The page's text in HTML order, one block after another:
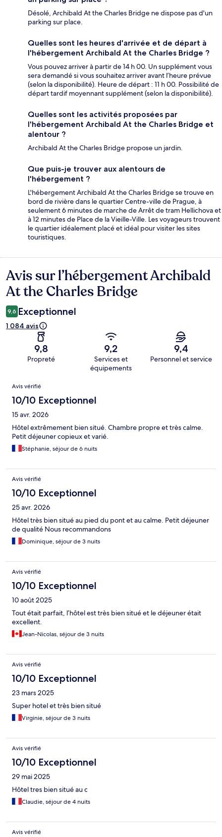
Désolé, Archibald At the Charles Bridge ne dispose pas d'un
parking sur place.
Quelles sont les heures d'arrivée et de départ à
l'hébergement Archibald At the Charles Bridge ?
Vous pouvez arriver à partir de 14 h 00. Un supplément vous
sera demandé si vous souhaitez arriver avant l’heure prévue
(selon la disponibilité). Heure de départ : 11 h 00. Possibilité de
départ tardif moyennant supplément (selon la disponibilité).
Quelles sont les activités proposées par
l'hébergement Archibald At the Charles Bridge et
alentour ?
Archibald At the Charles Bridge propose un jardin.
Que puis-je trouver aux alentours de
l'hébergement ?
L'hébergement Archibald At the Charles Bridge se trouve en
bord de rivière dans le quartier Centre-ville de Prague, à
seulement 6 minutes de marche de Arrêt de tram Hellichova et
à 12 minutes de Place de la Vieille-Ville. Les voyageurs trouvent
le quartier idéalement placé et idéal pour visiter les sites
touristiques.
Avis
Avis sur l’hébergement Archibald
At the Charles Bridge
9,6 Exceptionnel
1 084 avis
9,8
Propreté
9,2
Services et
équipements
9,4
Personnel et service
Avis
Avis vérifié
10/10 Exceptionnel
15 avr. 2026
Hôtel extrêmement bien situé. Chambre propre et très calme.
Petit déjeuner copieux et varié.
Stéphanie, séjour de 6 nuits
Avis vérifié
10/10 Exceptionnel
25 avr. 2026
Hôtel très bien situé au pied du pont et au calme. Petit déjeuner
de qualité Nous recommandons
Dominique, séjour de 3 nuits
Avis vérifié
10/10 Exceptionnel
10 août 2025
Tout était parfait, l’hôtel est très bien situé et le déjeuner était
excellent.
Jean-Nicolas, séjour de 3 nuits
Avis vérifié
10/10 Exceptionnel
23 mars 2025
Super hotel et très bien situé
Virginie, séjour de 3 nuits
Avis vérifié
10/10 Exceptionnel
29 mai 2025
Hôtel tres bien situé au c
Claudie, séjour de 4 nuits
Avis vérifié